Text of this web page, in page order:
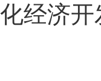
经济